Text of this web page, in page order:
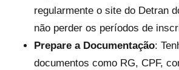
regularmente o site do Detran
não perder os períodos de
Prepare a Documentação:
documentos como RG, CPF,